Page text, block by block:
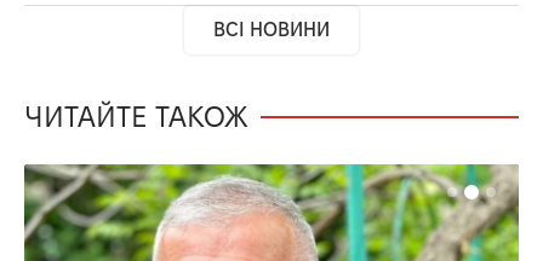
ВСІ НОВИНИ
ЧИТАЙТЕ ТАКОЖ